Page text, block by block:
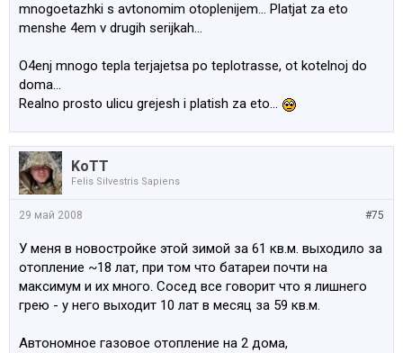
mnogoetazhki s avtonomim otoplenijem... Platjat za eto
menshe 4em v drugih serijkah...
O4enj mnogo tepla terjajetsa po teplotrasse, ot kotelnoj do
doma...
Realno prosto ulicu grejesh i platish za eto...
KoTT
Felis Silvestris Sapiens
#75
29 май 2008
У меня в новостройке этой зимой за 61 кв.м. выходило за
отопление ~18 лат, при том что батареи почти на
максимум и их много. Сосед все говорит что я лишнего
грею - у него выходит 10 лат в месяц за 59 кв.м.
Автономное газовое отопление на 2 дома,